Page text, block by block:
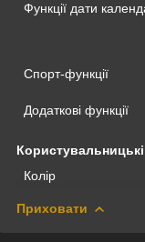
Функції дати
Спорт-функції
Додаткові функції
Колір
Приховати